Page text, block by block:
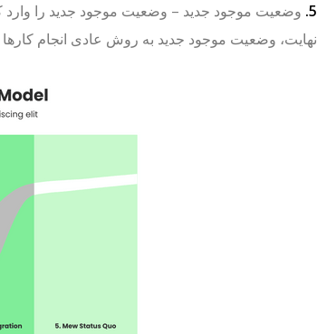
5. وضعیت موجود جدید – وضعیت موجود جدید را وارد
نهایت، وضعیت موجود جدید به روش عادی انجام